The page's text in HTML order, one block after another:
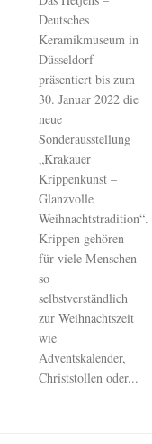
Deutsches
Keramikmuseum in
Düsseldorf
präsentiert bis zum
30. Januar 2022 die
neue
Sonderausstellung
„Krakauer
Krippenkunst –
Glanzvolle
Weihnachtstradition“.
Krippen gehören
für viele Menschen
so
selbstverständlich
zur Weihnachtszeit
wie
Adventskalender,
Christstollen oder...